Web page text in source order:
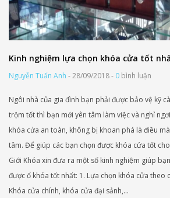
Kinh nghiệm lựa chọn khóa cửa tốt
Nguyễn Tuấn Anh - 28/09/2018 - 0 bình luận
Ngôi nhà của gia đình bạn phải được bảo vệ kỹ
trộm tốt thì bạn mới yên tâm làm việc và nghỉ
khóa cửa an toàn, không bị khoan phá là điều
tâm. Để giúp các bạn chọn được khóa cửa tốt
Giới Khóa xin đưa ra một số kinh nghiệm giúp
được ổ khóa tốt nhất: 1. Lựa chọn khóa cửa theo
Khóa cửa chính, khóa cửa đại sảnh,...